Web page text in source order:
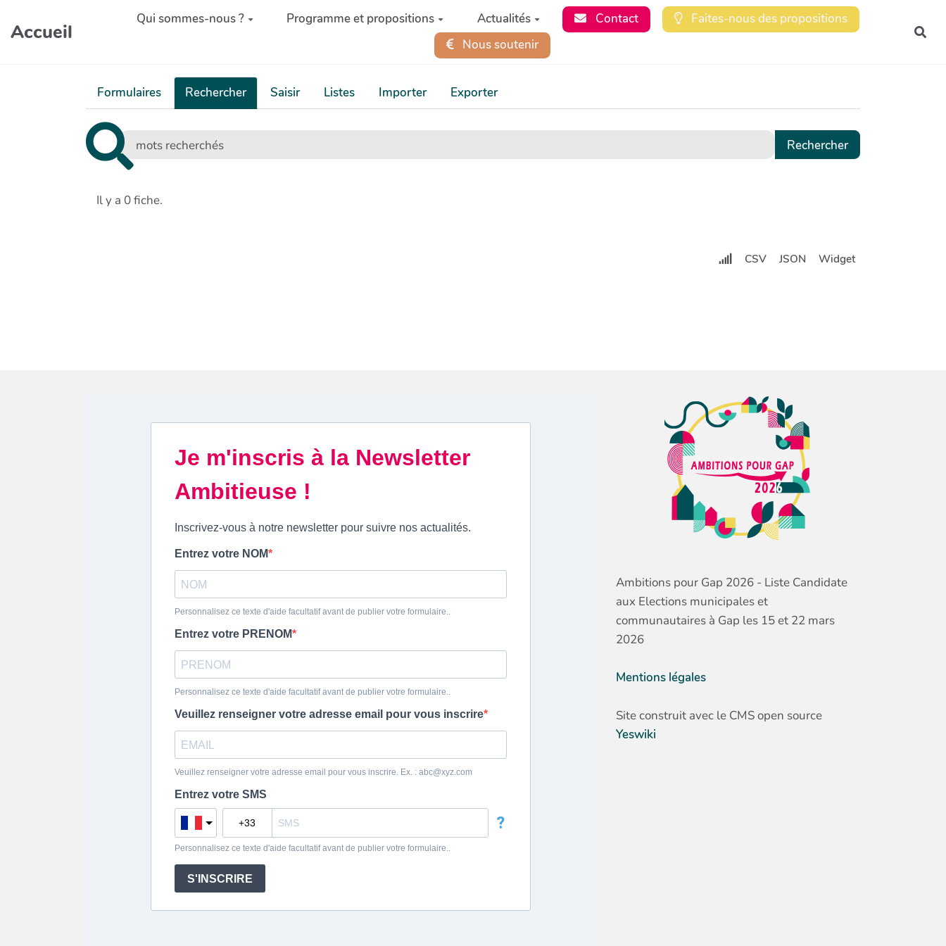
Aller au contenu principal
Accueil
Qui sommes-nous ? Programme et propositions Actualités Contact
Faites-nous des propositions
Nous soutenir
Formulaires Rechercher Saisir Listes Importer Exporter
Il y a 0 fiche.
CSV JSON Widget
Ambitions pour Gap 2026 - Liste Candidate
aux Elections municipales et
communautaires à Gap les 15 et 22 mars
2026
Mentions légales
Site construit avec le CMS open source
Yeswiki